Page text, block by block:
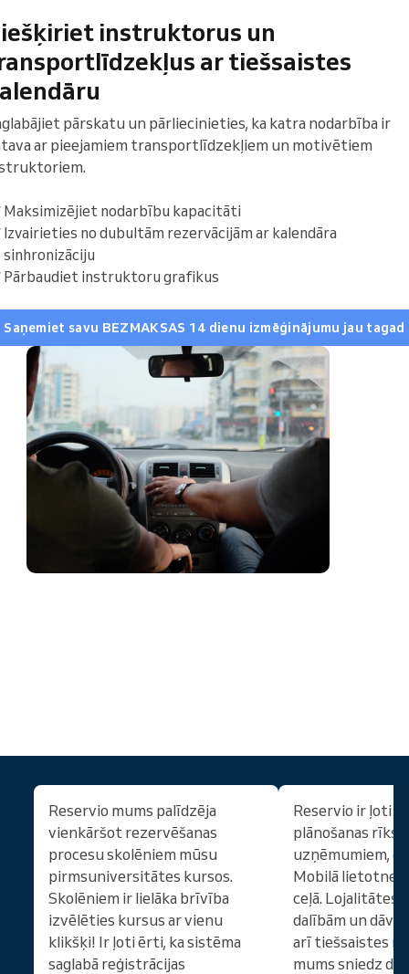
Sinhronizēt kalendāru
Nedēļas nogales kursi
instruktorus un
ar tiešsaistes
pārskatu un pārliecinieties, ka katra nodarbība ir
ar pieejamiem transportlīdzekļiem un motivētiem
Maksimizējiet nodarbību kapacitāti
Izvairieties no dubultām rezervācijām ar kalendāra
sinhronizāciju
Pārbaudiet instruktoru grafikus
Saņemiet savu BEZMAKSAS 14 dienu izmēģinājumu jau tagad
Reservio mums palīdzēja
vienkāršot rezervēšanas
procesu skolēniem mūsu
pirmsuniversitātes kursos.
Skolēniem ir lielāka brīvība
izvēlēties kursus ar vienu
klikšķi! Ir ļoti ērti, ka sistēma
saglabā reģistrācijas
Reservio ir ļoti
plānošanas rīks
uzņēmumiem,
Mobilā lietotne
ceļā. Lojalitātes
dalībām un
arī tiešsaistes
mums sniedz